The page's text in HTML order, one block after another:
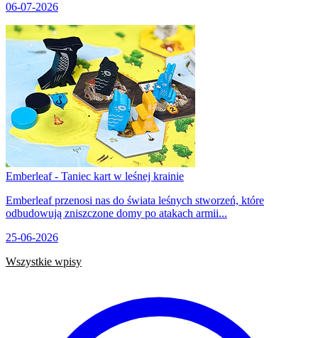
06-07-2026
Emberleaf - Taniec kart w leśnej krainie
Emberleaf przenosi nas do świata leśnych stworzeń, które
odbudowują zniszczone domy po atakach armii...
25-06-2026
Wszystkie wpisy